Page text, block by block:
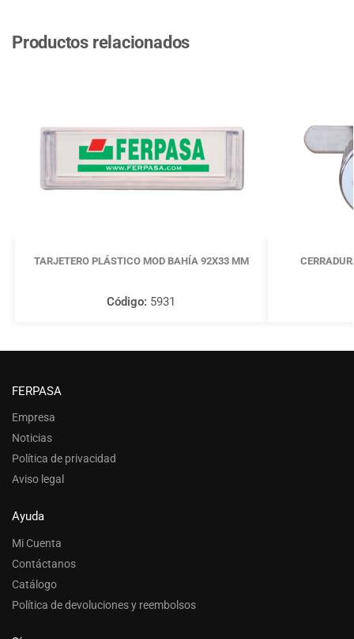
Productos relacionados
TARJETERO PLÁSTICO MOD BAHÍA 92X33 MM
Código: 5931
FERPASA
Empresa
Noticias
Política de privacidad
Aviso legal
Ayuda
Mi Cuenta
Contáctanos
Catálogo
Política de devoluciones y reembolsos